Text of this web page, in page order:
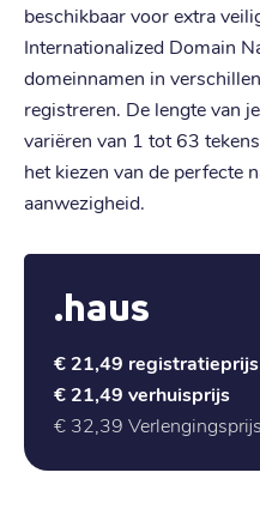
beschikbaar voor extra
Internationalized Domain
domeinnamen in
registreren. De lengte van
variëren van 1 tot 63
het kiezen van de perfecte
aanwezigheid.
.haus
€ 21,49 registratieprijs
€ 21,49 verhuisprijs
€ 32,39